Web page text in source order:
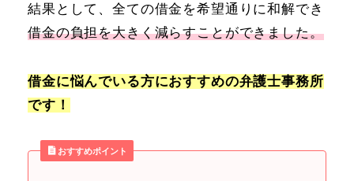
結果として、全ての借金を希望通りに和解でき
借金の負担を大きく減らすことができました。
借金に悩んでいる方におすすめの弁護士事務所
です！
おすすめポイント